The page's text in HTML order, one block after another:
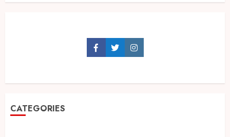
FacebookTwitterInstagram
CATEGORIES